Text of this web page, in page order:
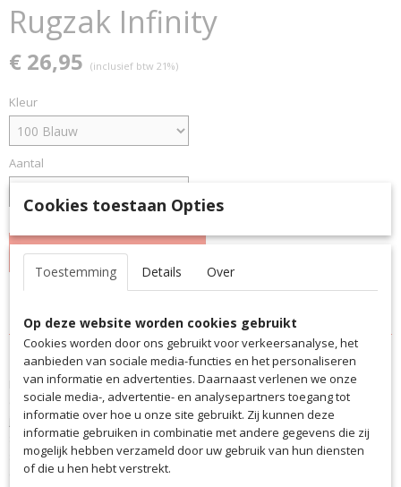
Rugzak Infinity
€ 26,95 (inclusief btw 21%)
Kleur
Aantal
IN WINKELWAGEN
Productcode
3126
EAN code
3126
Productcode leverancier
3126
Omschrijving
De grandioze saller-rugzak is het perfecte alternatief voor
conventionele sporttassen. In het ruime hoofdvak en bodemvak berg
je je trainingsmateriaal praktisch en veilig op. Daarnaast biedt het
stabiele bodemvak je de mogelijkheid om je sportschoenen of je natte
spullen apart te vervoeren. Het dragen van de rugzak is super
comfortabel dankzij de gewatteerde schouderbanden en extra
Cookies toestaan Opties
Toestemming Details Over
Op deze website worden cookies gebruikt
Cookies worden door ons gebruikt voor verkeersanalyse, het
aanbieden van sociale media-functies en het personaliseren
van informatie en advertenties. Daarnaast verlenen we onze
sociale media-, advertentie- en analysepartners toegang tot
informatie over hoe u onze site gebruikt. Zij kunnen deze
informatie gebruiken in combinatie met andere gegevens die zij
mogelijk hebben verzameld door uw gebruik van hun diensten
of die u hen hebt verstrekt.